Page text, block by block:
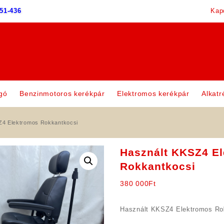
436
Benzinmotoros kerékpár Elektromos kerékpár
Elektromos Rokkantkocsi
Használt KKSZ4
Rokkantkocsi
380 000Ft
Használt KKSZ4 Elektromos